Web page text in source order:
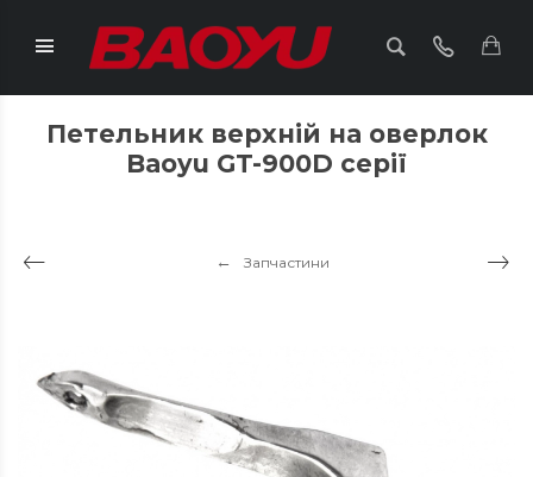
Петельник верхній на оверлок
Baoyu GT-900D серії
Запчастини